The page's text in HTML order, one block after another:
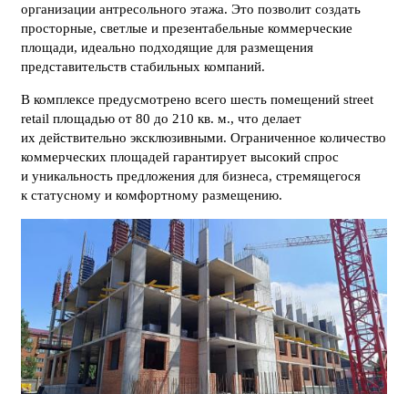
организации антресольного этажа. Это позволит создать
просторные, светлые и презентабельные коммерческие
площади, идеально подходящие для размещения
представительств стабильных компаний.
В комплексе предусмотрено всего шесть помещений street
retail площадью от 80 до 210 кв. м., что делает
их действительно эксклюзивными. Ограниченное количество
коммерческих площадей гарантирует высокий спрос
и уникальность предложения для бизнеса, стремящегося
к статусному и комфортному размещению.